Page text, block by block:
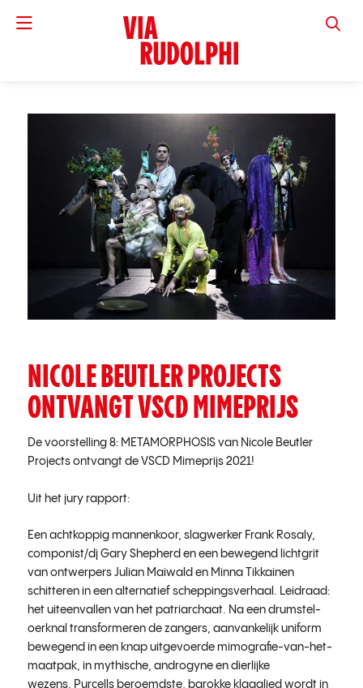
VIA
NICOLE BEUTLER PROJECTS
ONTVANGT VSCD MIMEPRIJS
De voorstelling 8: METAMORPHOSIS van Nicole Beutler
Projects ontvangt de VSCD Mimeprijs 2021!
Uit het jury rapport:
Een achtkoppig mannenkoor, slagwerker Frank Rosaly,
componist/dj Gary Shepherd en een bewegend lichtgrit
van ontwerpers Julian Maiwald en Minna Tikkainen
schitteren in een alternatief scheppingsverhaal. Leidraad:
het uiteenvallen van het patriarchaat. Na een drumstel-
oerknal transformeren de zangers, aanvankelijk uniform
bewegend in een knap uitgevoerde mimografie-van-het-
maatpak, in mythische, androgyne en dierlijke
wezens. Purcells beroemdste, barokke klaaglied wordt in